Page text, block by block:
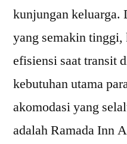
kunjungan keluarga.
yang semakin tinggi,
efisiensi saat transit
kebutuhan utama
akomodasi yang
adalah Ramada Inn